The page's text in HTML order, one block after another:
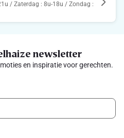
/ Zaterdag : 8u-18u / Zondag :
newsletter
en inspiratie voor gerechten.